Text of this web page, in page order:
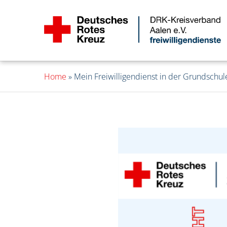
Home » Mein Freiwilligendienst in der